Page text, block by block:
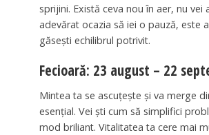
sprijini. Există ceva nou în aer, nu vei
adevărat ocazia să iei o pauză, este
găsești echilibrul potrivit.
Fecioară: 23 august – 22
Mintea ta se ascuțește și va merge
esențial. Vei ști cum să simplifici
mod briliant. Vitalitatea ta cere mai